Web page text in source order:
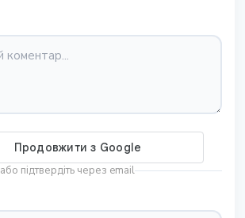
або підтвердіть через email